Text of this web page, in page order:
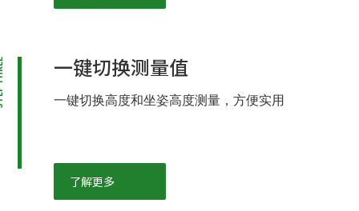
一键切换测量值
一键切换高度和坐姿高度测量，方便实用
了解更多